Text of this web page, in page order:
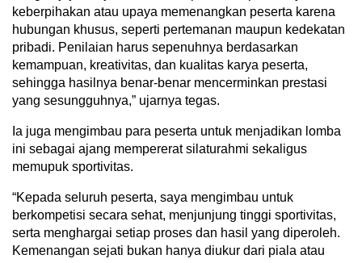
keberpihakan atau upaya memenangkan peserta karena
hubungan khusus, seperti pertemanan maupun kedekatan
pribadi. Penilaian harus sepenuhnya berdasarkan
kemampuan, kreativitas, dan kualitas karya peserta,
sehingga hasilnya benar-benar mencerminkan prestasi
yang sesungguhnya,” ujarnya tegas.
Ia juga mengimbau para peserta untuk menjadikan lomba
ini sebagai ajang mempererat silaturahmi sekaligus
memupuk sportivitas.
“Kepada seluruh peserta, saya mengimbau untuk
berkompetisi secara sehat, menjunjung tinggi sportivitas,
serta menghargai setiap proses dan hasil yang diperoleh.
Kemenangan sejati bukan hanya diukur dari piala atau